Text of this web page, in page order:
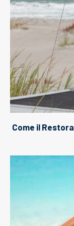
Come il